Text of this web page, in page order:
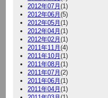
2012年07月(1)
2012年06月(5)
2012年05月(1)
2012年04月(1)
2012年02月(1)
2011年11月(4)
2011年10月(1)
2011年08月(1)
2011年07月(2)
2011年06月(1)
2011年04月(1)